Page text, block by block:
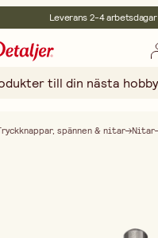
Leverans 2-4 arbetsdagar
Fri frakt vid köp över 499:-
spännen & nitar Nitar